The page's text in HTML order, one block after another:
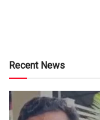
Recent News